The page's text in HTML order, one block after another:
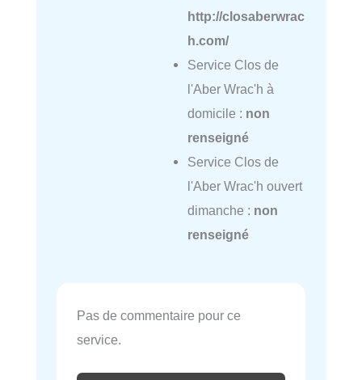
http://closaberwrac
h.com/
Service Clos de
l'Aber Wrac'h à
domicile : non
renseigné
Service Clos de
l'Aber Wrac'h ouvert
dimanche : non
renseigné
Pas de commentaire pour ce
service.